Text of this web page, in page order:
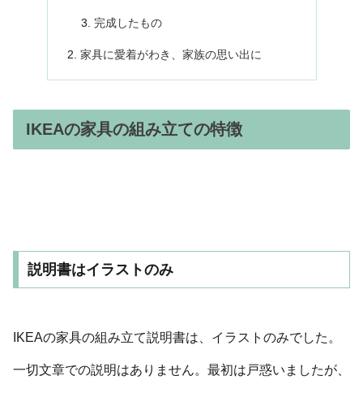
完成したもの
家具に愛着がわき、家族の思い出に
IKEAの家具の組み立ての特徴
説明書はイラストのみ
IKEAの家具の組み立て説明書は、イラストのみでした。
一切文章での説明はありません。最初は戸惑いましたが、